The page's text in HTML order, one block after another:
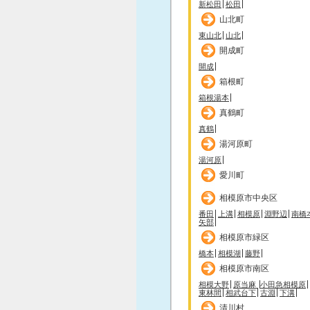
新松田 松田
山北町
東山北 山北
開成町
開成
箱根町
箱根湯本
真鶴町
真鶴
湯河原町
湯河原
愛川町
相模原市中央区
番田 上溝 相模原 淵野辺 南橋
矢部
相模原市緑区
橋本 相模湖 藤野
相模原市南区
相模大野 原当麻 小田急相模原
東林間 相武台下 古淵 下溝
清川村